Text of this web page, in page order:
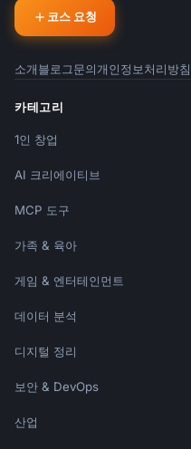
코스 요청
소개블로그문의개인정보처리방침
카테고리
1인 창업
AI 크리에이티브
MCP 도구
가족 & 육아
게임 & 엔터테인먼트
데이터 분석
디지털 정리
보안 & DevOps
산업